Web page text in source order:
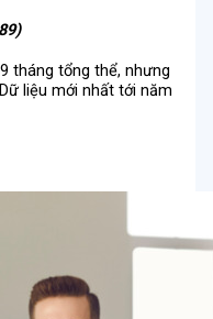
tháng tổng thể, nhưng
liệu mới nhất tới năm